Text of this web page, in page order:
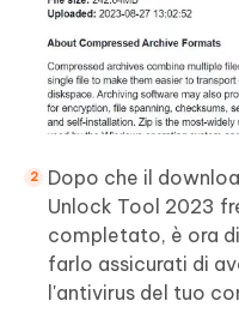
Dopo che il
Unlock Tool 2023
completato, è ora
farlo assicurati di
l'antivirus del tuo